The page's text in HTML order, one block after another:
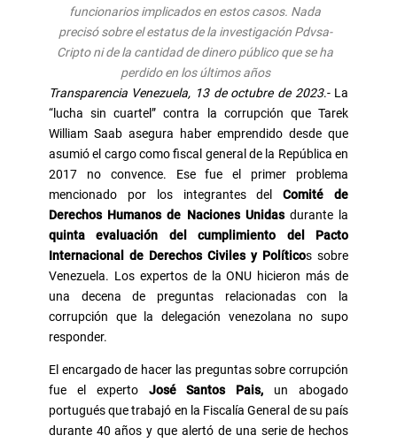
funcionarios implicados en estos casos. Nada
precisó sobre el estatus de la investigación Pdvsa-
Cripto ni de la cantidad de dinero público que se ha
perdido en los últimos años
Transparencia Venezuela, 13 de octubre de 2023.- La
“lucha sin cuartel” contra la corrupción que Tarek
William Saab asegura haber emprendido desde que
asumió el cargo como fiscal general de la República en
2017 no convence. Ese fue el primer problema
mencionado por los integrantes delComité de
Derechos Humanos de Naciones Unidasdurante la
quinta evaluación del cumplimiento del Pacto
Internacional de Derechos Civiles y Políticos sobre
Venezuela. Los expertos de la ONU hicieron más de
una decena de preguntas relacionadas con la
corrupción que la delegación venezolana no supo
responder.
El encargado de hacer las preguntas sobre corrupción
fue el experto José Santos Pais, un abogado
portugués que trabajó en la Fiscalía General de su país
durante 40 años y que alertó de una serie de hechos